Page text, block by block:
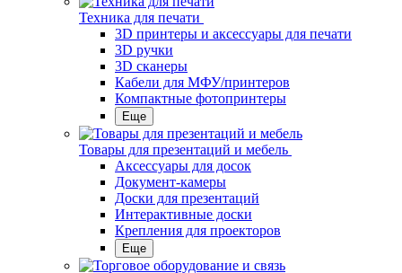
Техника для печати
3D принтеры и аксессуары для печати
3D ручки
3D сканеры
Кабели для МФУ/принтеров
Компактные фотопринтеры
Еще
Товары для презентаций и мебель
Аксессуары для досок
Документ-камеры
Доски для презентаций
Интерактивные доски
Крепления для проекторов
Еще